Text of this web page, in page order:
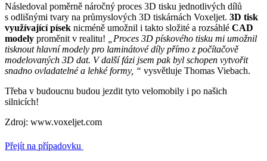
Následoval poměrně náročný proces 3D tisku jednotlivých dílů
s odlišnými tvary na průmyslových 3D tiskárnách Voxeljet. 3D tisk
využívající písek nicméně umožnil i takto složité a rozsáhlé CAD
modely proměnit v realitu!
„Proces 3D pískového tisku mi umožnil
tisknout hlavní modely pro laminátové díly přímo z počítačově
modelovaných 3D dat. V další fázi jsem pak byl schopen vytvořit
snadno ovladatelné a lehké formy, “ vysvětluje Thomas Viebach.
Třeba v budoucnu budou jezdit tyto velomobily i po našich
silnicích!
Zdroj: www.voxeljet.com
Přejít na případovku